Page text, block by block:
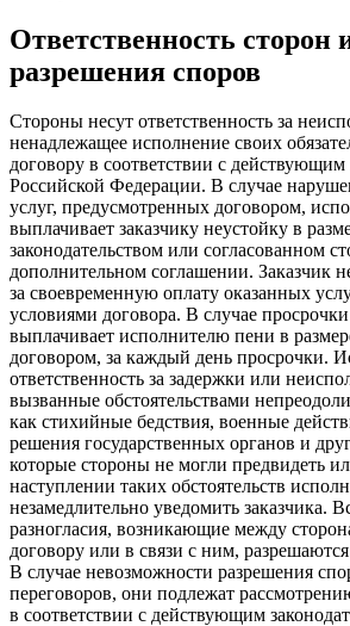
Ответственность сторон
разрешения споров
Стороны несут ответственность за
ненадлежащее исполнение своих
договору в соответствии с действующим
Российской Федерации. В случае
услуг, предусмотренных договором,
выплачивает заказчику неустойку в
законодательством или согласованном
дополнительном соглашении. Заказчик
за своевременную оплату оказанных
условиями договора. В случае
выплачивает исполнителю пени в
договором, за каждый день просрочки.
ответственность за задержки или
вызванные обстоятельствами
как стихийные бедствия, военные
решения государственных органов и
которые стороны не могли предвидеть
наступлении таких обстоятельств
незамедлительно уведомить заказчика.
разногласия, возникающие между
договору или в связи с ним,
В случае невозможности разрешения
переговоров, они подлежат
в соответствии с действующим